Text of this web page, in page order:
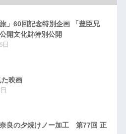
旅」60回記念特別企画 「豊臣兄
開文化財特別公開
日
映画
良の夕焼けノー加工 第77回 正